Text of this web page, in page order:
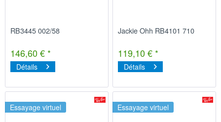
RB3445 002/58
146,60 € *
Détails
Jackie Ohh RB4101 710
119,10 € *
Détails
Essayage virtuel Essayage virtuel